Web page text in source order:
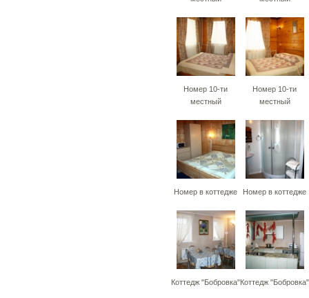
Номер 10-ти
местный
Номер 10-ти
местный
Номер в коттедже Номер в коттедже
Коттедж "Бобровка"Коттедж "Бобровка"